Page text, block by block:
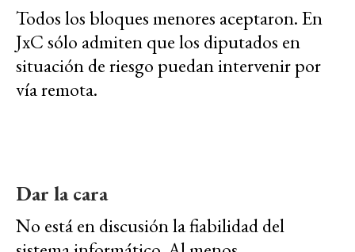
Todos los bloques menores aceptaron. En
JxC sólo admiten que los diputados en
situación de riesgo puedan intervenir por
vía remota.
Dar la cara
No está en discusión la fiabilidad del